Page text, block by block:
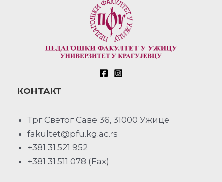
КОНТАКТ
Трг Светог Саве 36, 31000 Ужице
fakultet@pfu.kg.ac.rs
+381 31 521 952
+381 31 511 078 (Fax)